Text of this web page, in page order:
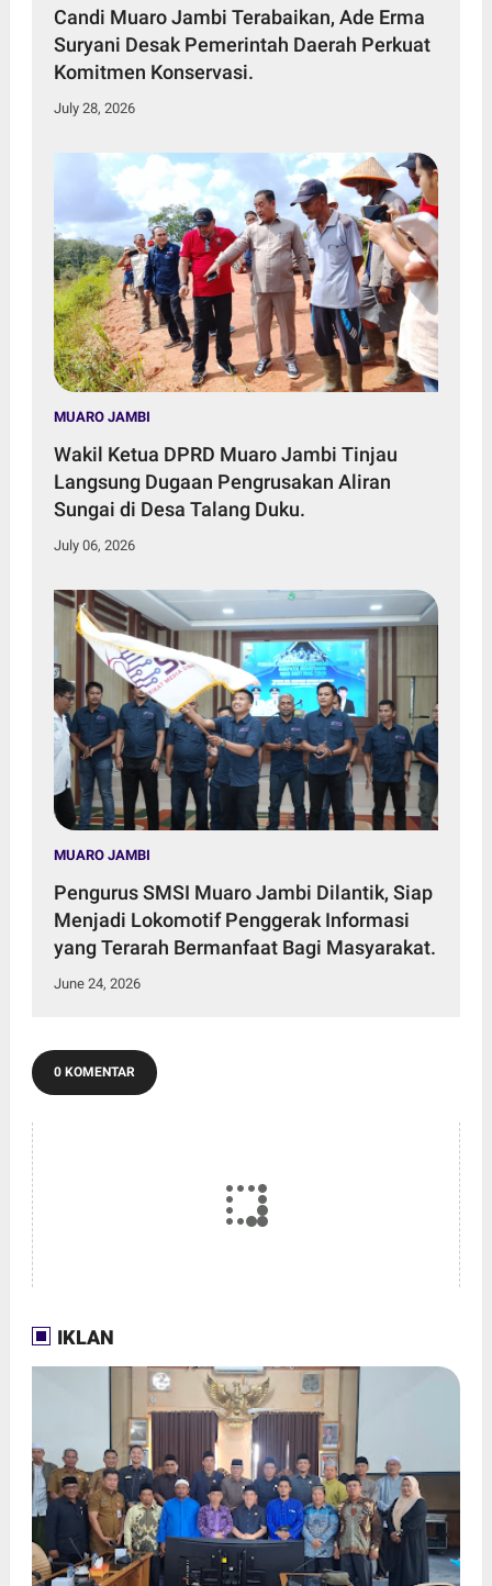
Candi Muaro Jambi Terabaikan, Ade Erma
Suryani Desak Pemerintah Daerah Perkuat
Komitmen Konservasi.
July 28, 2026
MUARO JAMBI
Wakil Ketua DPRD Muaro Jambi Tinjau
Langsung Dugaan Pengrusakan Aliran
Sungai di Desa Talang Duku.
July 06, 2026
MUARO JAMBI
Pengurus SMSI Muaro Jambi Dilantik, Siap
Menjadi Lokomotif Penggerak Informasi
yang Terarah Bermanfaat Bagi Masyarakat.
June 24, 2026
0 KOMENTAR
IKLAN